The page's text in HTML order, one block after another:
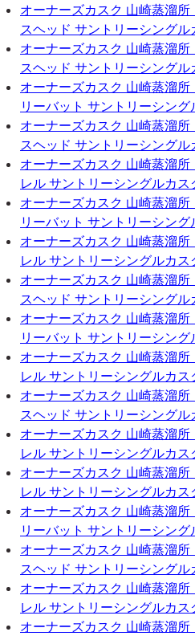
オーナーズカスク 山崎蒸溜
スヘッド サントリーシング
オーナーズカスク 山崎蒸溜
スヘッド サントリーシング
オーナーズカスク 山崎蒸溜
リーバット サントリーシン
オーナーズカスク 山崎蒸溜
スヘッド サントリーシング
オーナーズカスク 山崎蒸溜
レル サントリーシングルカス
オーナーズカスク 山崎蒸溜
リーバット サントリーシン
オーナーズカスク 山崎蒸溜
レル サントリーシングルカス
オーナーズカスク 山崎蒸溜
スヘッド サントリーシング
オーナーズカスク 山崎蒸溜
リーバット サントリーシン
オーナーズカスク 山崎蒸溜
レル サントリーシングルカス
オーナーズカスク 山崎蒸溜
スヘッド サントリーシング
オーナーズカスク 山崎蒸溜
レル サントリーシングルカス
オーナーズカスク 山崎蒸溜
レル サントリーシングルカス
オーナーズカスク 山崎蒸溜
リーバット サントリーシン
オーナーズカスク 山崎蒸溜
スヘッド サントリーシング
オーナーズカスク 山崎蒸溜
レル サントリーシングルカス
オーナーズカスク 山崎蒸溜